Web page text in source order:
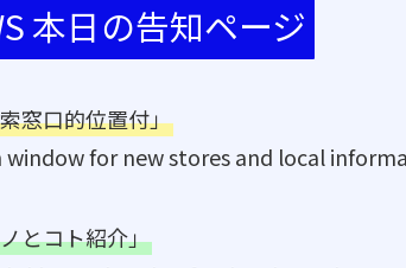
本日の告知ページ
窓口的位置付」
window for new stores and local
とコト紹介」